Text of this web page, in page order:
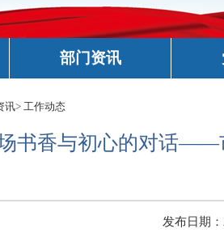
部门资讯
讯> 工作动态
书香与初心的对话——
发布日期